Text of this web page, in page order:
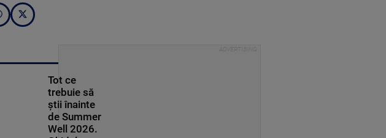
Tot ce
trebuie să
știi înainte
de Summer
Well 2026.